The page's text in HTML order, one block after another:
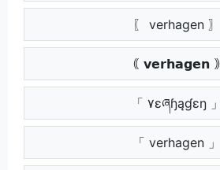
〖 verhagen 〗
｟ 𝘃𝗲𝗿𝗵𝗮𝗴𝗲𝗻 ｠
「 ۷ɛཞɧąɠɛŋ 」
「 verhagen 」